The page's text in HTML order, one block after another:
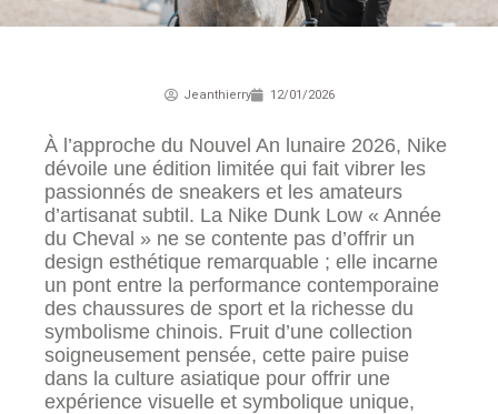
Jeanthierry 12/01/2026
À l’approche du Nouvel An lunaire 2026, Nike
dévoile une édition limitée qui fait vibrer les
passionnés de sneakers et les amateurs
d’artisanat subtil. La Nike Dunk Low « Année
du Cheval » ne se contente pas d’offrir un
design esthétique remarquable ; elle incarne
un pont entre la performance contemporaine
des chaussures de sport et la richesse du
symbolisme chinois. Fruit d’une collection
soigneusement pensée, cette paire puise
dans la culture asiatique pour offrir une
expérience visuelle et symbolique unique,